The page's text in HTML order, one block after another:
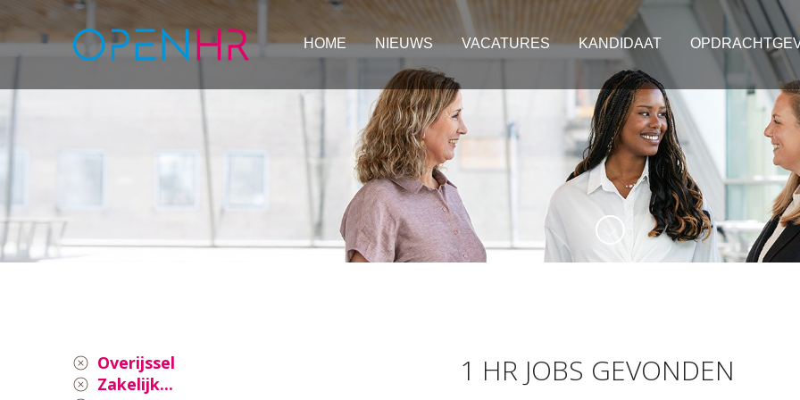
HOME NIEUWS VACATURES KANDIDAAT
Overijssel
Zakelijk...
1 HR JOBS GEVONDEN